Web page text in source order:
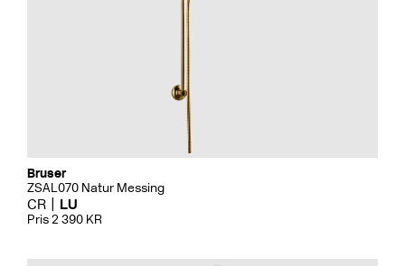
Bruser
ZSAL070 Natur Messing
CR LU
Pris 2 390 KR